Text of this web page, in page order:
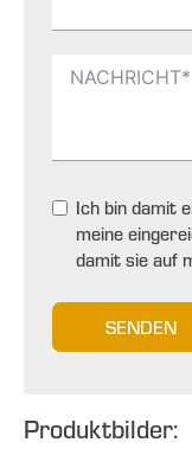
Ich bin damit
meine
damit sie auf
SENDEN
Produktbilder: